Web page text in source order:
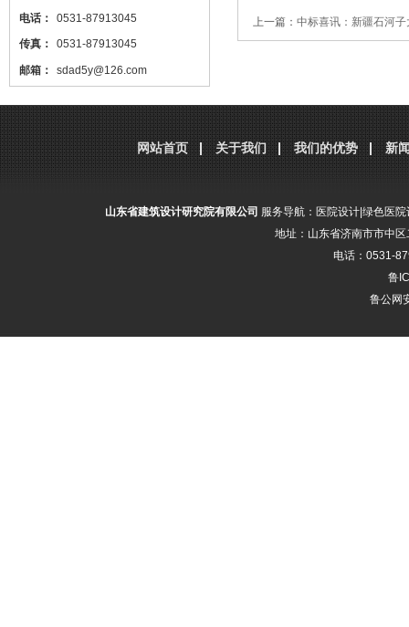
电话：
0531-87913045
传真：
0531-87913045
邮箱：
sdad5y@126.com
设计 ，本站网址
http://www.sdjzsj5y.com
，转载请标明出处！
上一篇： 中标喜讯：新疆石河
网站首页 关于我们 我们的优势 新
山东省建筑设计研究院有限公司 服务导航： 医院设计 绿色医院
地址：山东省济南市市中
电话：0531-
鲁
鲁公网